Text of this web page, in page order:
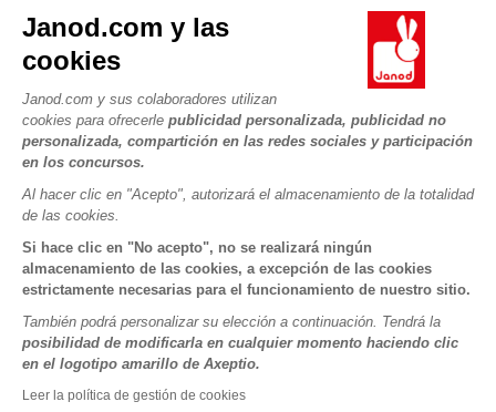
Janod.com y las
cookies
Janod.com y sus colaboradores utilizan
cookies para ofrecerle publicidad personalizada, publicidad no
personalizada, compartición en las redes sociales y participación
en los concursos.
Al hacer clic en "Acepto", autorizará el almacenamiento de la totalidad
de las cookies.
Si hace clic en "No acepto", no se realizará ningún
almacenamiento de las cookies, a excepción de las cookies
estrictamente necesarias para el funcionamiento de nuestro sitio.
También podrá personalizar su elección a continuación. Tendrá la
posibilidad de modificarla en cualquier momento haciendo clic
en el logotipo amarillo de Axeptio.
Leer la política de gestión de cookies
Condiciones de las ofertas
Condiciones de uso #YesJanod
Vídeos
Reglas del juego y manuales
Piezas sueltas
Actividades infantiles para descargar
PROFESIONAL
Contacto prensa
SÍGUENOS
Copyright © 2026 Janod - Todos los derechos reservados -
-Menciones Legales